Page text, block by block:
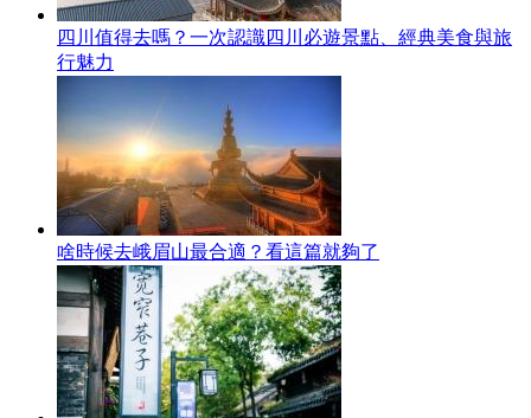
四川值得去嗎？一次認識四川必遊景點、經典美食與旅
行魅力
啥時候去峨眉山最合適？看這篇就夠了